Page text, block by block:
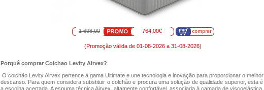
1 698,00 764,00€
(Promoção válida de 01-08-2026 a 31-08-2026)
Porquê comprar Colchao Levity Airvex?
O colchão Levity Airvex pertence à gama Ultimate e une tecnologia e inovação para proporcionar o melhor
descanso. Para quem considera substituir o colchão e procura uma solução de qualidade superior, esta é
a escolha acertada. A espuma técnica Airvex, altamente confortável, associada à camada de viscoelástica,